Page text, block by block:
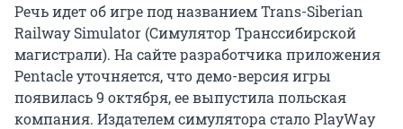
Речь идет об игре под названием Trans-Siberian
Railway Simulator (Симулятор Транссибирской
магистрали). На сайте разработчика приложения
Pentacle уточняется, что демо-версия игры
появилась 9 октября, ее выпустила польская
компания. Издателем симулятора стало PlayWay